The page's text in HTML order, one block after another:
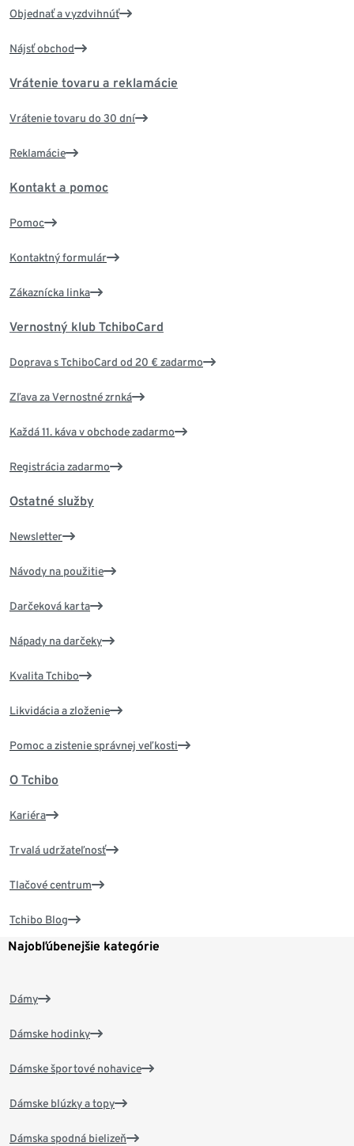
Objednať a vyzdvihnúť
Nájsť obchod
Vrátenie tovaru a reklamácie
Vrátenie tovaru do 30 dní
Reklamácie
Kontakt a pomoc
Pomoc
Kontaktný formulár
Zákaznícka linka
Vernostný klub TchiboCard
Doprava s TchiboCard od 20 € zadarmo
Zľava za Vernostné zrnká
Každá 11. káva v obchode zadarmo
Registrácia zadarmo
Ostatné služby
Newsletter
Návody na použitie
Darčeková karta
Nápady na darčeky
Kvalita Tchibo
Likvidácia a zloženie
Pomoc a zistenie správnej veľkosti
O Tchibo
Kariéra
Trvalá udržateľnosť
Tlačové centrum
Tchibo Blog
Najobľúbenejšie kategórie
Dámy
Dámske hodinky
Dámske športové nohavice
Dámske blúzky a topy
Dámska spodná bielizeň